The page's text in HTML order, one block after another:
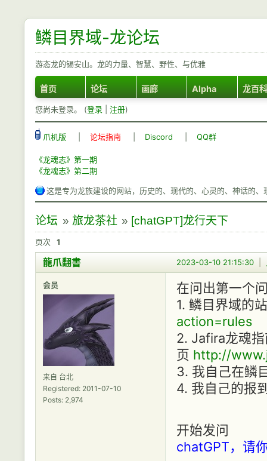
鳞目界域-龙论坛
游态龙的锡安山。龙的力量、智慧、野性、与优雅
首页 论坛 画廊 Alpha 龙百科
您尚未登录。 (登录 注册)
爪机版 论坛指南 Discord QQ群
《龙魂志》第一期
《龙魂志》第二期
这是专为龙族建设的网站，历史的、现代的、心灵的、神话的、
论坛 » 旅龙茶社 » [chatGPT]龙行天下
页次 1
2023-03-10 21:15:30
龍爪翻書
会员
来自 台北
Registered: 2011-07-10
Posts: 2,974
在问出第一个
1. 鳞目界域的
action=rules
2. Jafira龙魂
页 http://
3. 我自己在鳞
4. 我自己的报
开始发问
chatGPT，请